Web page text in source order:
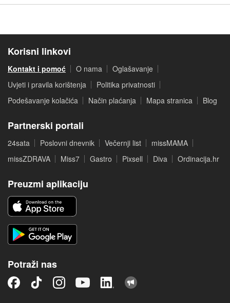
Korisni linkovi
Kontakt i pomoć O nama
Oglašavanje
Uvjeti i pravila korištenja
Politika privatnosti
Podešavanje kolačića
Način plaćanja Mapa stranica Blog
Partnerski portali
24sata Poslovni dnevnik Večernji list
missMAMA
missZDRAVA
Miss7 Gastro Pixsell Diva Ordinacija.hr
Preuzmi aplikaciju
Potraži nas